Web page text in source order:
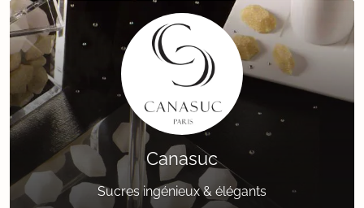
Canasuc
Sucres ingénieux & élégants